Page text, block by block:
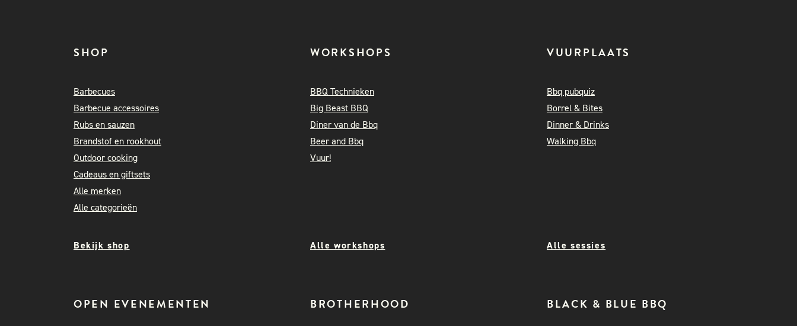
SHOP
Barbecues
Barbecue accessoires
Rubs en sauzen
Brandstof en rookhout
Outdoor cooking
Cadeaus en giftsets
Alle merken
Alle categorieën
WORKSHOPS
BBQ Technieken
Big Beast BBQ
Diner van de Bbq
Beer and Bbq
Vuur!
VUURPLAATS
Bbq pubquiz
Borrel & Bites
Dinner & Drinks
Walking Bbq
Bekijk shop Alle workshops Alle sessies
OPEN EVENEMENTEN BROTHERHOOD BLACK & BLUE BBQ